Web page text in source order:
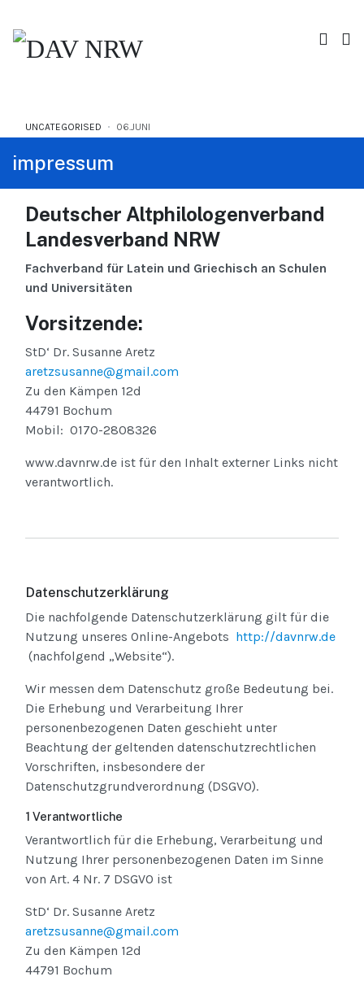
UNCATEGORISED 06.JUNI
impressum
Deutscher Altphilologenverband
Landesverband NRW
Fachverband für Latein und Griechisch an Schulen
und Universitäten
Vorsitzende:
StD‘ Dr. Susanne Aretz
aretzsusanne@gmail.com
Zu den Kämpen 12d
44791 Bochum
Mobil: 0170-2808326
www.davnrw.de ist für den Inhalt externer Links nicht
verantwortlich.
Datenschutzerklärung
Die nachfolgende Datenschutzerklärung gilt für die
Nutzung unseres Online-Angebots http://davnrw.de
(nachfolgend „Website“).
Wir messen dem Datenschutz große Bedeutung bei.
Die Erhebung und Verarbeitung Ihrer
personenbezogenen Daten geschieht unter
Beachtung der geltenden datenschutzrechtlichen
Vorschriften, insbesondere der
Datenschutzgrundverordnung (DSGVO).
1 Verantwortliche
Verantwortlich für die Erhebung, Verarbeitung und
Nutzung Ihrer personenbezogenen Daten im Sinne
von Art. 4 Nr. 7 DSGVO ist
StD‘ Dr. Susanne Aretz
aretzsusanne@gmail.com
Zu den Kämpen 12d
44791 Bochum